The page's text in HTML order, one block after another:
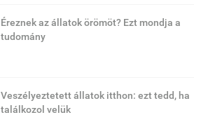
Éreznek az állatok örömöt? Ezt mondja a
tudomány
Veszélyeztetett állatok itthon: ezt tedd, ha
találkozol velük